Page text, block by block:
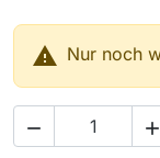
 Nur noch
 